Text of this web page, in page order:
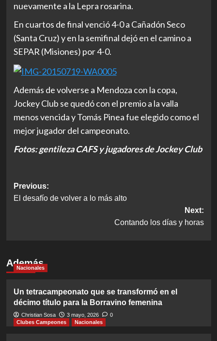
nuevamente a la Lepra rosarina.
En cuartos de final venció 4-0 a Cañadón Seco
(Santa Cruz) y en la semifinal dejó en el camino a
SEPAR (Misiones) por 4-0.
Además de volverse a Mendoza con la copa,
Jockey Club se quedó con el premio a la valla
menos vencida y Tomás Pinea fue elegido como el
mejor jugador del campeonato.
Fotos: gentileza CAFS y jugadores de Jockey Club
Post
navigation
Previous:
El desafío de volver a lo más alto
Next:
Contando los días y horas
Además
Nacionales
Un tetracampeonato que se transformó en el
décimo título para la Borravino femenina
Christian Sosa 3 mayo, 2026
0
Clubes Campeones
Nacionales